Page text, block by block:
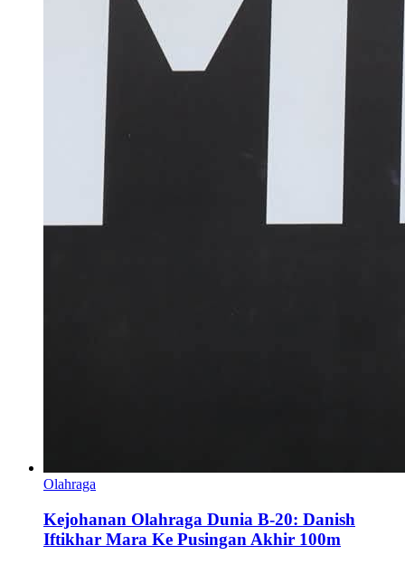
Olahraga
Kejohanan Olahraga Dunia B-20: Danish
Iftikhar Mara Ke Pusingan Akhir 100m